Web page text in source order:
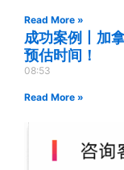
Read More »
成功案例丨加
预估时间！
08:53
Read More »